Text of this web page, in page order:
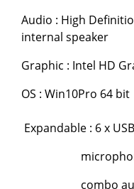
Audio : High
internal speaker
Graphic : Intel HD
OS : Win10Pro 64 bit
Expandable : 6 x
microphone
combo